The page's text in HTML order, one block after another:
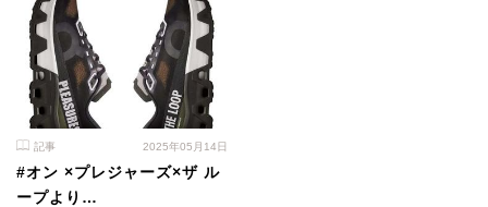
記事 2025年05月14日
#オン ×プレジャーズ×ザ ル
ープより…